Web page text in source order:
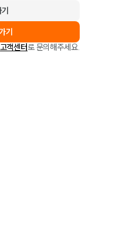
기
고객센터로 문의해주세요.